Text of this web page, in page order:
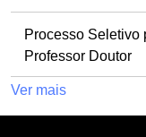
Processo Seletivo
Professor Doutor
Ver mais